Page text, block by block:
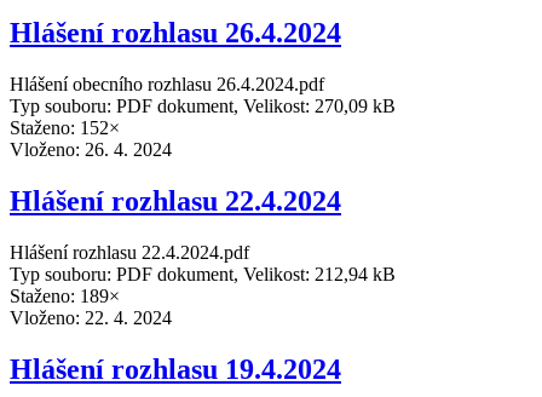
Hlášení rozhlasu 26.4.2024
Hlášení obecního rozhlasu 26.4.2024.pdf
Typ souboru: PDF dokument, Velikost: 270,09 kB
Staženo: 152×
Vloženo: 26. 4. 2024
Hlášení rozhlasu 22.4.2024
Hlášení rozhlasu 22.4.2024.pdf
Typ souboru: PDF dokument, Velikost: 212,94 kB
Staženo: 189×
Vloženo: 22. 4. 2024
Hlášení rozhlasu 19.4.2024